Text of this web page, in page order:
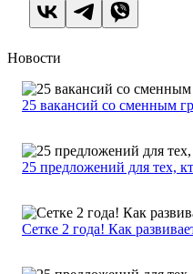
Новости
25 вакансий со сменным
25 предложений для тех,
Сетке 2 года! Как